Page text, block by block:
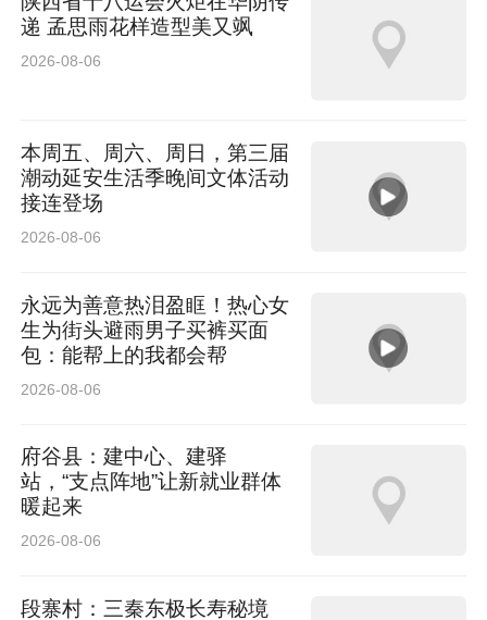
递 孟思雨花样造型美又飒
2026-08-06
本周五、周六、周日，第三届
潮动延安生活季晚间文体活动
接连登场
2026-08-06
永远为善意热泪盈眶！热心女
生为街头避雨男子买裤买面
包：能帮上的我都会帮
2026-08-06
府谷县：建中心、建驿
站，“支点阵地”让新就业群体
暖起来
2026-08-06
段寨村：三秦东极长寿秘境